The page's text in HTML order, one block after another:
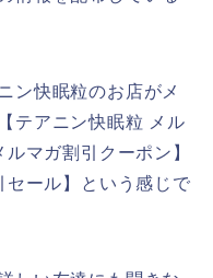
ン快眠粒のお店がメ
テアニン快眠粒 メル
マガ割引クーポン】
セール】という感じで